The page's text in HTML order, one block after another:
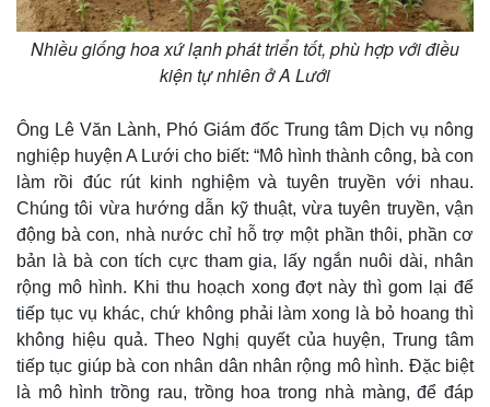
Nhiều giống hoa xứ lạnh phát triển tốt, phù hợp với điều
kiện tự nhiên ở A Lưới
Ông Lê Văn Lành, Phó Giám đốc Trung tâm Dịch vụ nông
nghiệp huyện A Lưới cho biết: “Mô hình thành công, bà con
làm rồi đúc rút kinh nghiệm và tuyên truyền với nhau.
Chúng tôi vừa hướng dẫn kỹ thuật, vừa tuyên truyền, vận
động bà con, nhà nước chỉ hỗ trợ một phần thôi, phần cơ
bản là bà con tích cực tham gia, lấy ngắn nuôi dài, nhân
rộng mô hình. Khi thu hoạch xong đợt này thì gom lại để
tiếp tục vụ khác, chứ không phải làm xong là bỏ hoang thì
không hiệu quả. Theo Nghị quyết của huyện, Trung tâm
tiếp tục giúp bà con nhân dân nhân rộng mô hình. Đặc biệt
là mô hình trồng rau, trồng hoa trong nhà màng, để đáp